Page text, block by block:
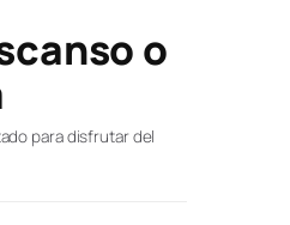
o
para disfrutar del